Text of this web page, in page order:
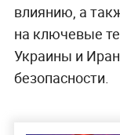
влиянию, а
на ключевые
Украины и
безопасности.